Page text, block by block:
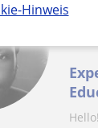
Hinweis